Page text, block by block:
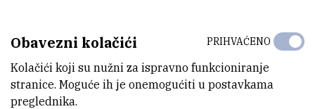
ribolovne vode rijeke Kupe, Dobre, jezera Lešće, Korane i Mrežnice,
a tijekom istraživanja utvrđuje se:
1.Kvantitativni i kvalitativni sastav ihtiofaune (sistematizirano
Obavezni kolačići
Kolačići koji su nužni za ispravno funkcioniranje
stranice. Moguće ih je onemogućiti u postavkama
preglednika.
PRIHVAĆENO